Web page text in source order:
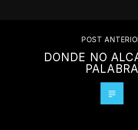
POST
DONDE NO
PALABRA